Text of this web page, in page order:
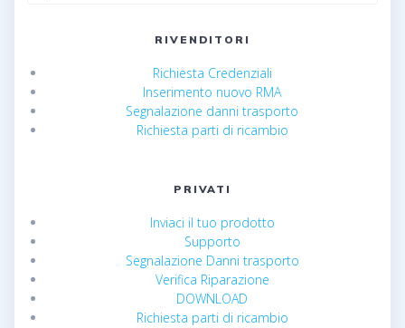
RIVENDITORI
Richiesta Credenziali
Inserimento nuovo RMA
Segnalazione danni trasporto
Richiesta parti di ricambio
PRIVATI
Inviaci il tuo prodotto
Supporto
Segnalazione Danni trasporto
Verifica Riparazione
DOWNLOAD
Richiesta parti di ricambio